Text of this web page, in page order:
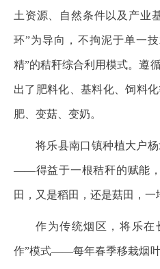
土资源、自然条件以及产业
环”为导向，不拘泥于单一
精”的秸秆综合利用模式。遵
出了肥料化、基料化、饲料
肥、变菇、变奶。
将乐县南口镇种植大户
——得益于一根秸秆的赋能
田，又是稻田，还是菇田，一
作为传统烟区，将乐在
作”模式——每年春季移栽烟